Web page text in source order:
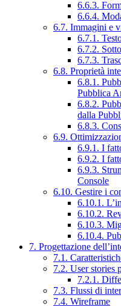
6.6.3.
6.6.4.
6.7. Immagini e
6.7.1.
6.7.2.
6.7.3.
6.8. Proprietà
6.8.1.
Pubblica
6.8.2.
dalla
6.8.3.
6.9.
6.9.1. I
6.9.2. I
6.9.3.
Console
6.10. Gestire i
6.10.1.
6.10.2.
6.10.3.
6.10.4.
7. Progettazione
7.1.
7.2. User stories
7.2.1.
7.3. Flussi di
7.4. Wireframe